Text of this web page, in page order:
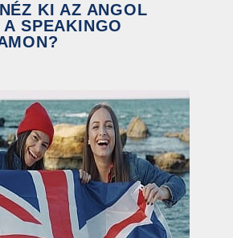
KI AZ ANGOL
SPEAKINGO